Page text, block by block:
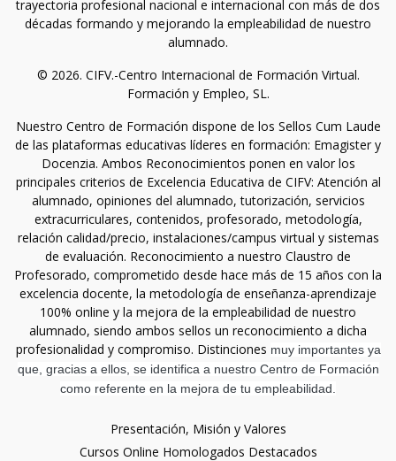
trayectoria profesional nacional e internacional con más de dos
décadas formando y mejorando la empleabilidad de nuestro
alumnado.
© 2026. CIFV.-Centro Internacional de Formación Virtual.
Formación y Empleo, SL.
Nuestro Centro de Formación dispone de los Sellos Cum Laude
de las plataformas educativas líderes en formación: Emagister y
Docenzia. Ambos Reconocimientos ponen en valor los
principales criterios de Excelencia Educativa de CIFV: Atención al
alumnado, opiniones del alumnado, tutorización, servicios
extracurriculares, contenidos, profesorado, metodología,
relación calidad/precio, instalaciones/campus virtual y sistemas
de evaluación. Reconocimiento a nuestro Claustro de
Profesorado, comprometido desde hace más de 15 años con la
excelencia docente, la metodología de enseñanza-aprendizaje
100% online y la mejora de la empleabilidad de nuestro
alumnado, siendo ambos sellos un reconocimiento a dicha
profesionalidad y compromiso. Distinciones muy importantes ya
que, gracias a ellos, se identifica a nuestro Centro de Formación
como referente en la mejora de tu empleabilidad.
Presentación, Misión y Valores
Cursos Online Homologados Destacados